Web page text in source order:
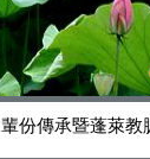
輩份傳承暨蓬萊教